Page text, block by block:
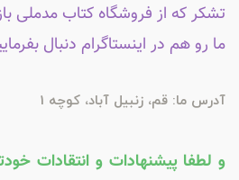
تشکر که از فروشگاه کتاب مدملی
ما رو هم در اینستاگرام دنبال
آدرس ما: قم، زنبیل آباد، کوچه 1
و لطفا پیشنهادات و انتقادات